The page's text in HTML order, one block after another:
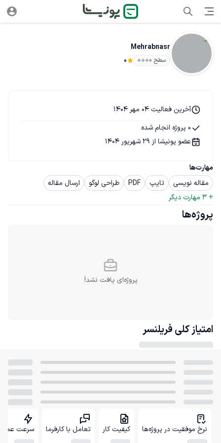
Mehrabnasr
سطح ۰ 0
مهارت‌ها
مقاله نویسی
تایپ PDF طراحی لوگو
ارسال مقاله
+
3 مهارت دیگر
آخرین فعالیت 04 مهر 1404
0 پروژه انجام شده
عضو پونیشا از 29 شهریور 1404
پروژه‌ها
پروژه‌ای یافت نشد!
امتیاز کلی فریلنسر
نرخ موفقیت در پروژه‌ها کیفیت کار تعامل با کارفرما سرعت عمل